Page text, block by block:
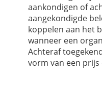
aankondigen of
aangekondigde
koppelen aan het
wanneer een
Achteraf
vorm van een